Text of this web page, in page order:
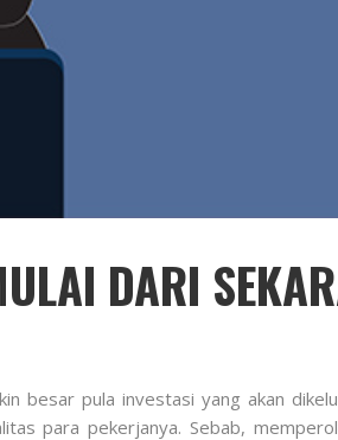
DARI
besar pula investasi yang akan
para pekerjanya. Sebab,